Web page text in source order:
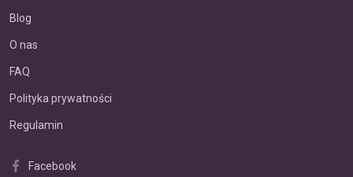
Blog
O nas
FAQ
Polityka prywatności
Regulamin
Facebook